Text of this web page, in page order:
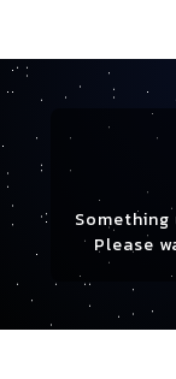
Something
Please